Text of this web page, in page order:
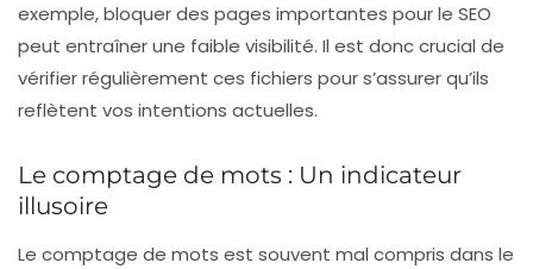
exemple, bloquer des pages importantes pour le SEO
peut entraîner une faible visibilité. Il est donc crucial de
vérifier régulièrement ces fichiers pour s’assurer qu’ils
reflètent vos intentions actuelles.
Le comptage de mots : Un indicateur
illusoire
Le comptage de mots est souvent mal compris dans le